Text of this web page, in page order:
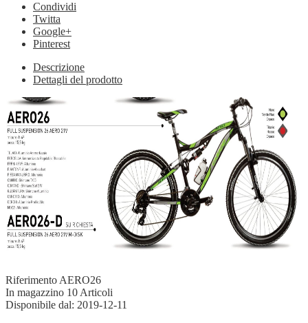
Condividi
Twitta
Google+
Pinterest
Descrizione
Dettagli del prodotto
Riferimento AERO26
In magazzino 10 Articoli
Disponibile dal: 2019-12-11